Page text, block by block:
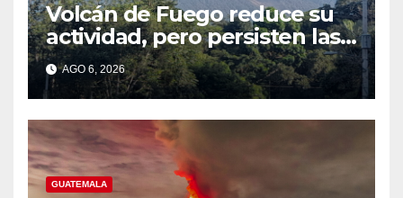
Volcán de Fuego reduce su
actividad, pero persisten las
alertas
AGO 6, 2026
GUATEMALA